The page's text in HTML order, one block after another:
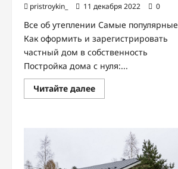
pristroykin_ 11 декабря 2022 0
Все об утеплении Самые популярные
Как оформить и зарегистрировать
частный дом в собственность
Постройка дома с нуля:...
Читайте далееПрочитать
больше
сколько